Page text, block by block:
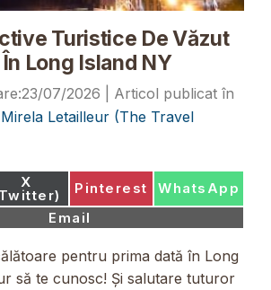
Turistice De Văzut
Long Island NY
23/07/2026
Mirela Letailleur (The Travel
Share
on
X Share
Pinterest Share
WhatsApp
Share
on
Email
pentru prima dată în Long
să te cunosc! Și salutare tuturor